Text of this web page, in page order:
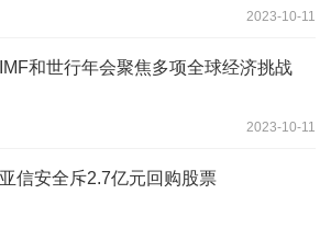
2023-10-11
IMF和世行年会聚焦多项全球经济挑战
2023-10-11
亚信安全斥2.7亿元回购股票